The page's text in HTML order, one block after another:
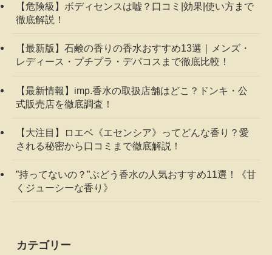
【危険級】ボディセンスは嘘？口コミ|効果|使い方まで
徹底解説！
【最新版】石鹸の香りの香水おすすめ13選｜メンズ・
レディース・プチプラ・デパコスまで徹底比較！
【最新情報】imp.香水の取扱店舗はどこ？ドンキ・公
式販売店を徹底調査！
【大注目】ロエベ《エセンシア》ってどんな香り？愛
される秘密から口コミまで徹底解説！
”持ってないの？”ぶどう香水の人気おすすめ11選！《甘
くジューシーな香り》
カテゴリー